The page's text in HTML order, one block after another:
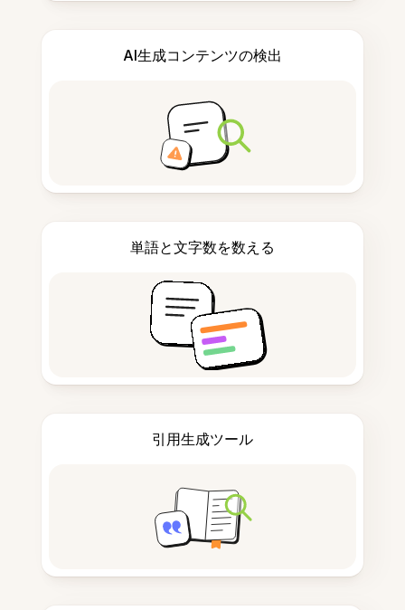
AI生成コンテンツの検出
単語と文字数を数える
引用生成ツール